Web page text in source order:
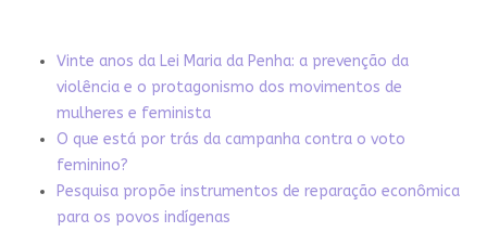
Vinte anos da Lei Maria da Penha: a prevenção da
violência e o protagonismo dos movimentos de
mulheres e feminista
O que está por trás da campanha contra o voto
feminino?
Pesquisa propõe instrumentos de reparação econômica
para os povos indígenas